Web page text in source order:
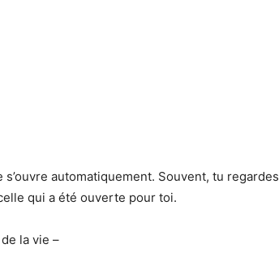
automatiquement. Souvent, tu regardes
qui a été ouverte pour toi.
la vie –